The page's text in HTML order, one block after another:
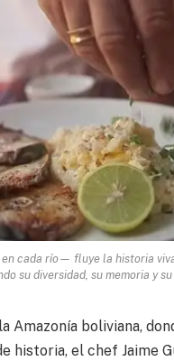
cada río— fluye la historia
su diversidad, su memoria y
Amazonía boliviana,
historia, el chef Jaime